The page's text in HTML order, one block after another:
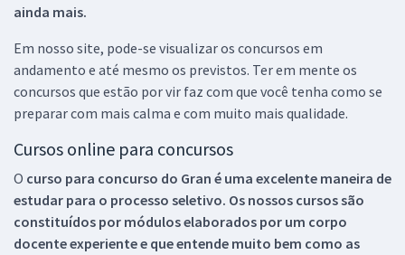
ainda mais.
Em nosso site, pode-se visualizar os concursos em
andamento e até mesmo os previstos. Ter em mente os
concursos que estão por vir faz com que você tenha como se
preparar com mais calma e com muito mais qualidade.
Cursos online para concursos
O curso para concurso do Gran é uma excelente maneira de
estudar para o processo seletivo. Os nossos cursos são
constituídos por módulos elaborados por um corpo
docente experiente e que entende muito bem como as